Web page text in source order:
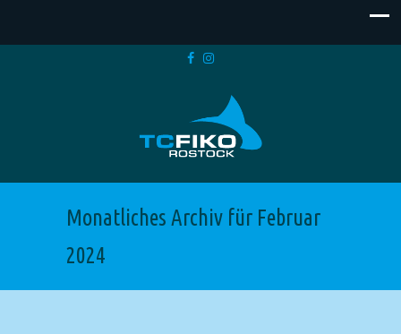
Monatliches Archiv für Februar
2024